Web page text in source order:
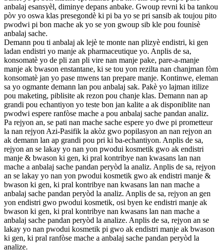
anbalaj esansyèl, diminye depans anbake. Gwoup revni ki ba tankou
pòv yo oswa klas presegondè ki pi ba yo se pri sansib ak toujou pito
pwodwi pi bon mache ak yo se yon gwoup sib kle pou founisè
anbalaj sache.
Demann pou ti anbalaj ak lejè te monte nan plizyè endistri, ki gen
ladan endistri yo manje ak pharmaceutique yo. Anplis de sa,
konsomatè yo de pli zan pli vire nan manje pake, pare-a-manje
manje ak bwason enstantane, ki se tou yon rezilta nan chanjman fòm
konsomatè jan yo pase mwens tan prepare manje. Kontinwe, eleman
sa yo ogmante demann lan pou anbalaj sak. Pakè yo lajman itilize
pou maketing, piblisite ak rezon pou chanje klas. Demann nan ap
grandi pou echantiyon yo teste bon jan kalite a ak disponiblite nan
pwodwi espere ranfòse mache a pou anbalaj sache pandan analiz.
Pa rejyon an, se pati nan mache sache espere yo dwe pi prometteur
la nan rejyon Azi-Pasifik la akòz gwo popilasyon an nan rejyon an
ak demann lan ap grandi pou pri ki ba-echantiyon. Anplis de sa,
rejyon an se lakay yo nan yon pwodui kosmetik gwo ak endistri
manje & bwason ki gen, ki pral kontribye nan kwasans lan nan
mache a anbalaj sache pandan peryòd la analiz. Anplis de sa, rejyon
an se lakay yo nan yon pwodui kosmetik gwo ak endistri manje &
bwason ki gen, ki pral kontribye nan kwasans lan nan mache a
anbalaj sache pandan peryòd la analiz. Anplis de sa, rejyon an gen
yon endistri gwo pwodui kosmetik, osi byen ke endistri manje ak
bwason ki gen, ki pral kontribye nan kwasans lan nan mache a
anbalaj sache pandan peryòd la analize. Anplis de sa, rejyon an se
lakay yo nan pwodui kosmetik pi gwo ak endistri manje ak bwason
ki gen, ki pral ranfòse mache a anbalaj sache pandan peryòd la
analize.